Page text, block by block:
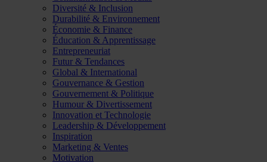
Diversité & Inclusion
Durabilité & Environnement
Économie & Finance
Éducation & Apprentissage
Entrepreneuriat
Futur & Tendances
Global & International
Gouvernance & Gestion
Gouvernement & Politique
Humour & Divertissement
Innovation et Technologie
Leadership & Développement
Inspiration
Marketing & Ventes
Motivation